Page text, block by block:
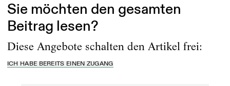
Sie möchten den gesamten
Beitrag lesen?
Diese Angebote schalten den Artikel frei:
ICH HABE BEREITS EINEN ZUGANG